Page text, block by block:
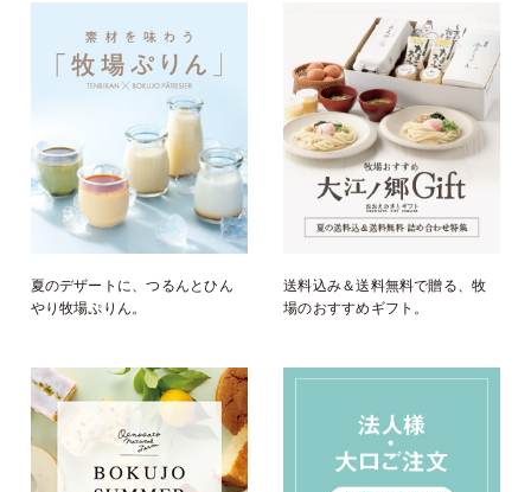
夏のデザートに、つるんとひん
やり牧場ぷりん。
送料込み＆送料無料で贈る、牧
場のおすすめギフト。